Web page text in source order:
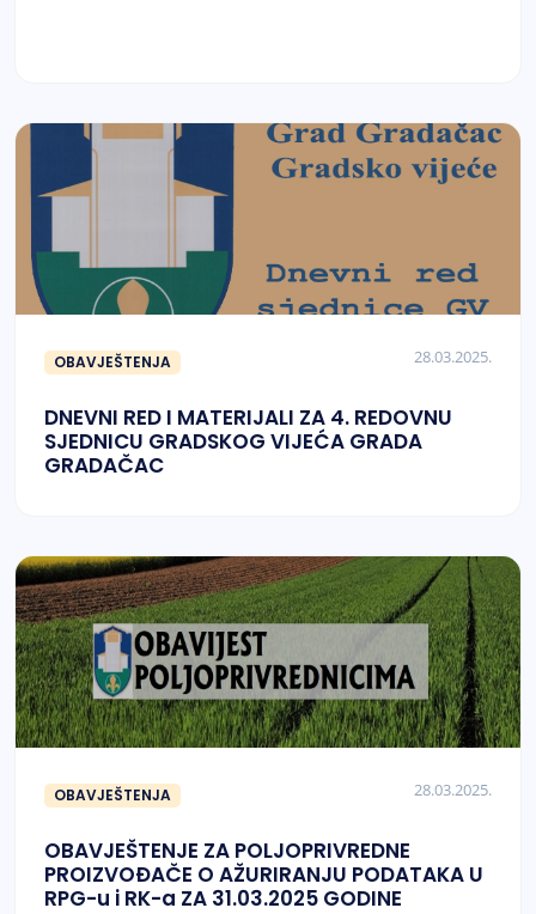
OBAVJEŠTENJA 28.03.2025.
DNEVNI RED I MATERIJALI ZA 4. REDOVNU
SJEDNICU GRADSKOG VIJEĆA GRADA
GRADAČAC
OBAVJEŠTENJA 28.03.2025.
OBAVJEŠTENJE ZA POLJOPRIVREDNE
PROIZVOĐAČE O AŽURIRANJU PODATAKA U
RPG-u i RK-a ZA 31.03.2025 GODINE